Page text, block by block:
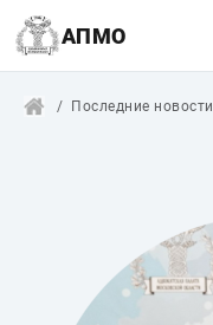
АПМО
Последние новости